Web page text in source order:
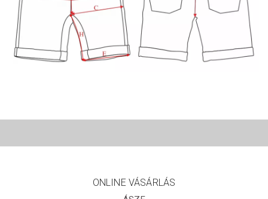
ONLINE VÁSÁRLÁS